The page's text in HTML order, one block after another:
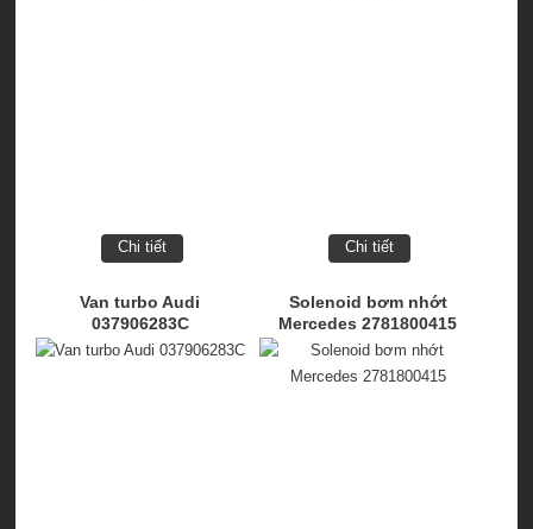
Chi tiết Chi tiết
Van turbo Audi
037906283C
Solenoid bơm nhớt
Mercedes 2781800415